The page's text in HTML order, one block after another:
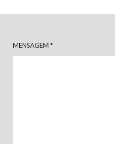
MENSAGEM *